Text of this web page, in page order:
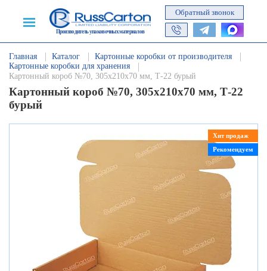
Производитель упаковочных материалов
Обратный звонок
Главная Каталог
Картонные коробки от производителя
Картонные коробки для хранения
Картонный короб №70, 305х210х70 мм, Т-22 бурый
Картонный короб №70, 305х210х70 мм, Т-22
бурый
Хит продаж
Рекомендуем